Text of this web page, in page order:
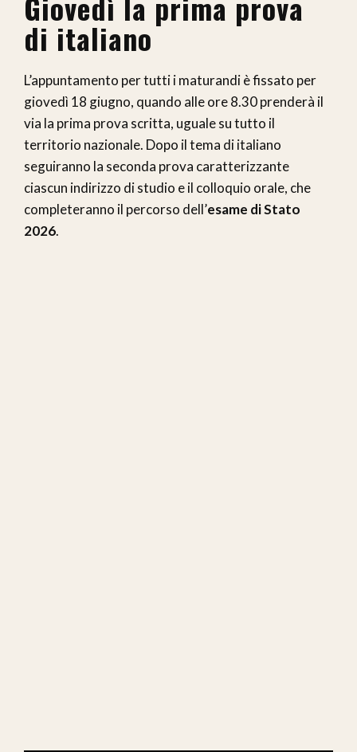
di italiano
L’appuntamento per tutti i maturandi è fissato per
giovedì 18 giugno, quando alle ore 8.30 prenderà il
via la prima prova scritta, uguale su tutto il
territorio nazionale. Dopo il tema di italiano
seguiranno la seconda prova caratterizzante
ciascun indirizzo di studio e il colloquio orale, che
completeranno il percorso dell’esame di Stato
2026.